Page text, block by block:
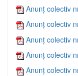
Anunț colectiv
Anunț colectiv
Anunț colectiv
Anunț colectiv
Anunț colectiv